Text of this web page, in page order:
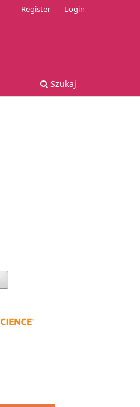
Szukaj
Register Login